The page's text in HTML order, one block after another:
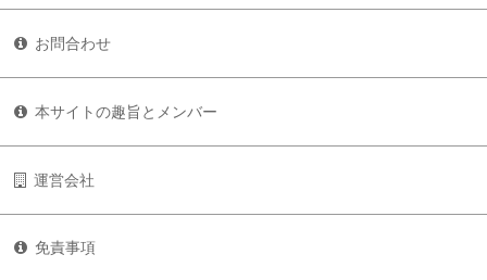
お問合わせ
本サイトの趣旨とメンバー
運営会社
免責事項